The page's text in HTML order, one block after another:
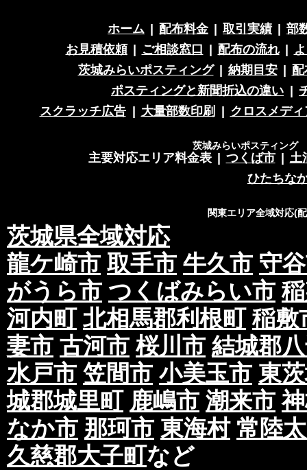
ホーム 配布料金 取引実績
部
お見積依頼
ご相談窓口 配布の流れ
茨城みらいポスティング
納期目安
ポスティングと新聞折込の違い
スクラッチ広告
大量部数印刷 クロスメディ
茨城みらいポスティング
主要対応エリア料金表 つくば市
土
ひたちな
関東エリア全域対応(
茨城県全域対応
龍ケ崎市 取手市 牛久市 守
がうら市 つくばみらい市
河内町 北相馬郡利根町 稲敷
妻市 古河市 桜川市 結城郡
水戸市 笠間市 小美玉市 東
城郡城里町 鹿嶋市 潮来市
なか市 那珂市 東海村 常陸
久慈郡大子町など